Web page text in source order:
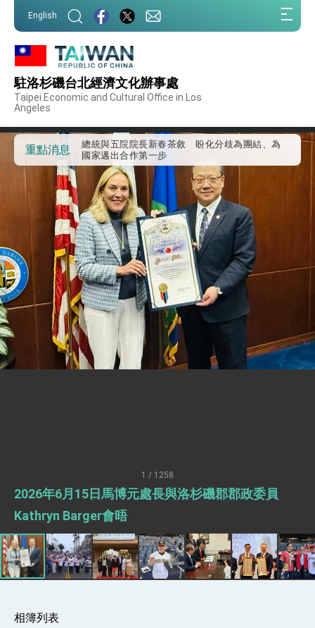
English
駐洛杉磯台北經濟文化辦事處
Taipei Economic and Cultural Office in Los
Angeles
重點消息
事處」，進一步深化台美交流合作
第一屆亞太在宅醫療大會開幕 總統盼分享臺灣
外交部發布WHA文宣影片「台灣醫療點亮世界」
及「台灣智慧醫療與健康產業展」預告短片，向
世界展現台灣守護全球健康的創新能量
總統出訪史瓦帝尼返國談話 強調臺灣人有權利
走向世界 盼與理念相近國家共同維護國際秩序
訪問
總統與五院院長新春茶敘 盼化分歧為團結、為
國家邁出合作第一步
總統農曆春節談話
台美貿易協議完成簽署達成6大目標、創5大歷史
性突破 總統強調將以3大面向加速臺灣經濟轉型
升級 籲請立院全力支持並盡速通過
臺美簽署「對等貿易協定」確立對等關稅15%且不
疊加 我輸美2072項產品豁免對等關稅
總統接受「法新社」（AFP）專訪內容
外交部長林佳龍於《外交事務》撰文指出：自由
世界 需要台灣，團結合作方能守護繁榮
外交部長林佳龍出席《台灣光華雜誌》50週年慶
「見證蛻變，分享世界的光華」開幕式，期許數
位轉 型迎向下個50年
總統主持「台美經濟繁榮夥伴對話」記者會 說
明臺美合作三大戰略方向 盼與民主夥伴共同引
領 下一個世代的繁榮
外交部長林佳龍接受印尼「時代雜誌」專訪，闡
卓揆：臺美關稅談判階段性結果有助臺灣取得有
利戰略地位 全力支持「臺美對等貿易協定」簽署
外交部與數位發展部攜手合作，整合台灣雄厚數
位實力，達成固邦榮邦目標
外交部長林佳龍主持第35次「參與亞太經濟合作
策略小組」跨部會會議
民調顯示多數國人滿意政府外交表現，高度支持
「總合外交」與台歐美日關係深化
1 / 1258
2026年6月15日馬博元處長與洛杉磯郡郡政委員
Kathryn Barger會晤
相簿列表